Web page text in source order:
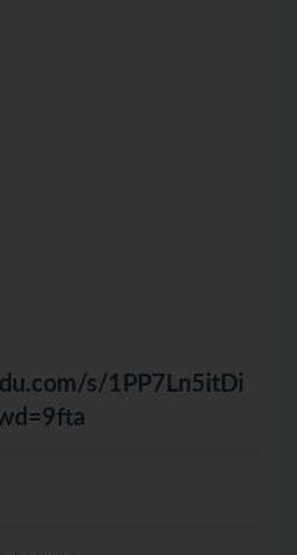
s/1PP7Ln5itDi